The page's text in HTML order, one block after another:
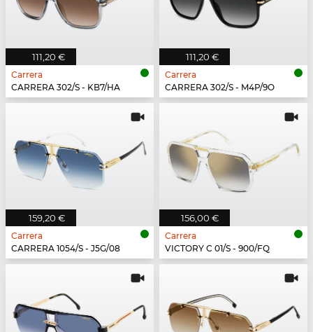
111,20 €
Carrera
CARRERA 302/S - KB7/HA
111,20 €
Carrera
CARRERA 302/S - M4P/9O
159,20 €
Carrera
CARRERA 1054/S - J5G/08
156,00 €
Carrera
VICTORY C 01/S - 900/FQ